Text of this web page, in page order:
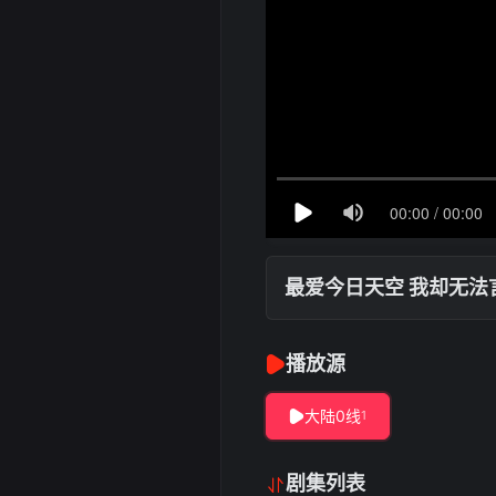
最爱今日天空 我却无法
播放源
大陆0线1
剧集列表